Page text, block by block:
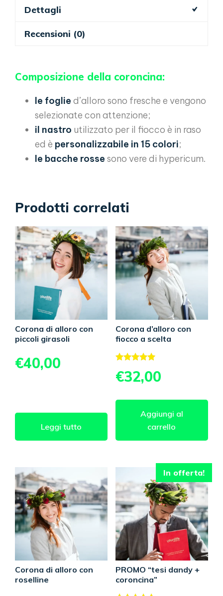
rosse
Dettagli
Recensioni (0)
Composizione della coroncina:
le foglie d’alloro sono fresche e vengono
selezionate con attenzione;
il nastro utilizzato per il fiocco è in raso
ed è personalizzabile in 15 colori;
le bacche rosse sono vere di hypericum.
Prodotti correlati
Corona di alloro con
piccoli girasoli
€40,00
Leggi tutto
Corona d’alloro con
fiocco a scelta
5.00
su 5
€32,00
Aggiungi al
carrello
Corona di alloro con
roselline
In offerta!
PROMO “tesi dandy +
coroncina”